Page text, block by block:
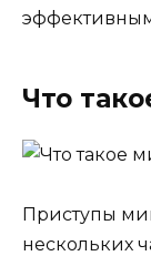
Что
Приступы
нескольких